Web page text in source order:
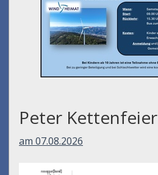
Peter Kettenfeier
am 07.08.2026